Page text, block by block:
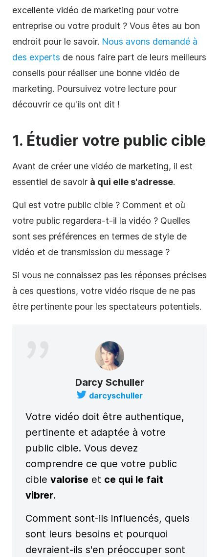
excellente vidéo de marketing pour votre
entreprise ou votre produit ? Vous êtes au bon
endroit pour le savoir. Nous avons demandé à
des experts de nous faire part de leurs meilleurs
conseils pour réaliser une bonne vidéo de
marketing. Poursuivez votre lecture pour
découvrir ce qu'ils ont dit !
1. Étudier votre public cible
Avant de créer une vidéo de marketing, il est
essentiel de savoir à qui elle s'adresse.
Qui est votre public cible ? Comment et où
votre public regardera-t-il la vidéo ? Quelles
sont ses préférences en termes de style de
vidéo et de transmission du message ?
Si vous ne connaissez pas les réponses précises
à ces questions, votre vidéo risque de ne pas
être pertinente pour les spectateurs potentiels.
Darcy Schuller
darcyschuller
Votre vidéo doit être authentique,
pertinente et adaptée à votre
public cible. Vous devez
comprendre ce que votre public
cible valorise et ce qui le fait
vibrer.
Comment sont-ils influencés, quels
sont leurs besoins et pourquoi
devraient-ils s'en préoccuper sont